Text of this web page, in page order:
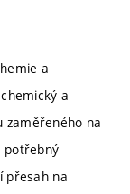
a
a
zaměřeného na
potřebný
přesah na